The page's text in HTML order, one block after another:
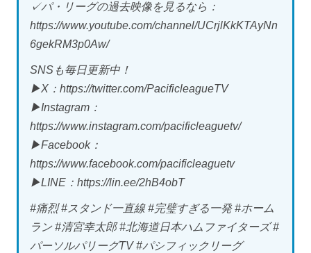
✓パ・リーグの過去映像を見るなら：
https://www.youtube.com/channel/UCrjlKkKTAyNn
6gekRM3p0Aw/
SNSも毎日更新中！
▶X：https://twitter.com/PacificleagueTV
▶Instagram：
https://www.instagram.com/pacificleaguetv/
▶Facebook：
https://www.facebook.com/pacificleaguetv
▶LINE：https://lin.ee/2hB4obT
#痛烈 #スタンド一直線 #完璧すぎる一発 #ホーム
ラン #清宮幸太郎 #北海道日本ハムファイターズ #
パーソルパリーグTV #パシフィックリーグ